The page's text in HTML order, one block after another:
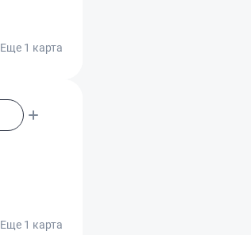
Еще 1 карта
Еще 1 карта